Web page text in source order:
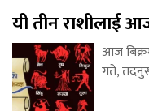
यी तीन राशीलाई
आज
गते,